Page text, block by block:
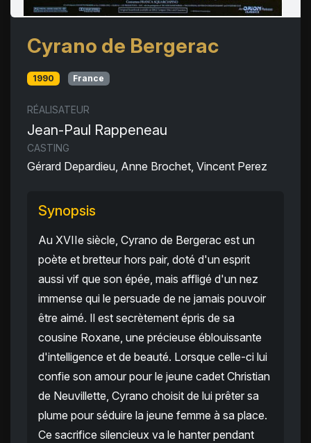
Cyrano de Bergerac
1990 France
RÉALISATEUR
Jean-Paul Rappeneau
CASTING
Gérard Depardieu, Anne Brochet, Vincent Perez
Synopsis
Au XVIIe siècle, Cyrano de Bergerac est un
poète et bretteur hors pair, doté d'un esprit
aussi vif que son épée, mais affligé d'un nez
immense qui le persuade de ne jamais pouvoir
être aimé. Il est secrètement épris de sa
cousine Roxane, une précieuse éblouissante
d'intelligence et de beauté. Lorsque celle-ci lui
confie son amour pour le jeune cadet Christian
de Neuvillette, Cyrano choisit de lui prêter sa
plume pour séduire la jeune femme à sa place.
Ce sacrifice silencieux va le hanter pendant